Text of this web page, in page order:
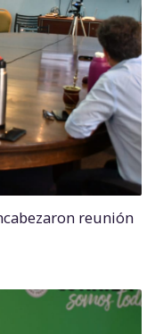
reunión